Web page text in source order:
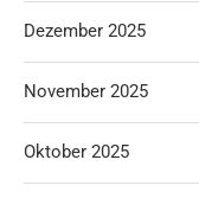
Dezember 2025
November 2025
Oktober 2025